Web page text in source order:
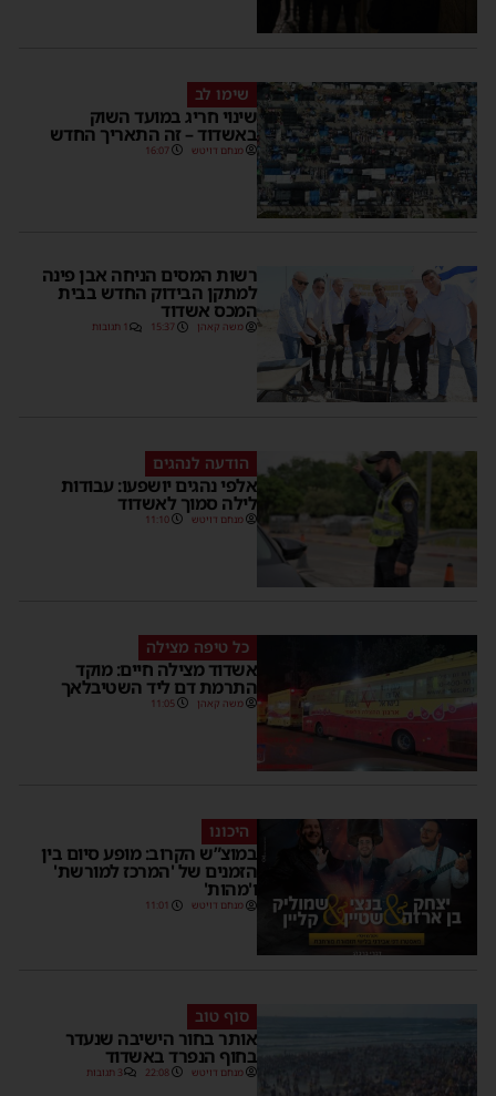
שימו לב
שינוי חריג במועד השוק
באשדוד – זה התאריך החדש
מנחם דויטש 16:07
רשות המסים הניחה אבן פינה
למתקן הבידוק החדש בבית
המכס אשדוד
משה קאהן 15:37 1 תגובות
הודעה לנהגים
אלפי נהגים יושפעו: עבודות
לילה סמוך לאשדוד
מנחם דויטש 11:10
כל טיפה מצילה
אשדוד מצילה חיים: מוקד
התרמת דם ליד השטיבלאך
משה קאהן 11:05
היכונו
במוצ”ש הקרוב: מופע סיום בין
הזמנים של 'המרכז למורשת'
ו'מהות'
מנחם דויטש 11:01
סוף טוב
אותר בחור הישיבה שנעדר
בחוף הנפרד באשדוד
מנחם דויטש 22:08 3 תגובות